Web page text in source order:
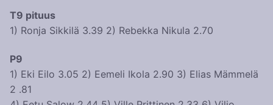
T9 pituus
1) Ronja Sikkilä 3.39 2) Rebekka Nikula 2.70
P9
1) Eki Eilo 3.05 2) Eemeli Ikola 2.90 3) Elias Mämmelä
2 .81